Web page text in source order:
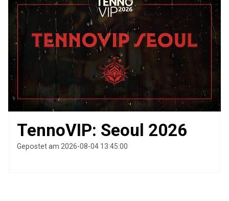
TennoVIP: Seoul 2026
Gepostet am 2026-08-04 13:45:00